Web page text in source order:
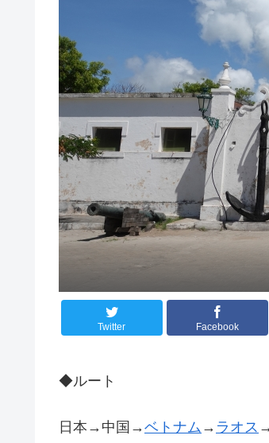
Twitter Facebook
◆ルート
日本→中国→ベトナム → ラオス